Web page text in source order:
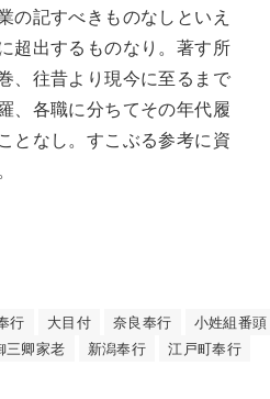
の記すべきものなしといえ
超出するものなり。著す所
、往昔より現今に至るまで
、各職に分ちてその年代履
となし。すこぶる参考に資
行 大目付 奈良奉行
小姓組番頭
三卿家老 新潟奉行
江戸町奉行